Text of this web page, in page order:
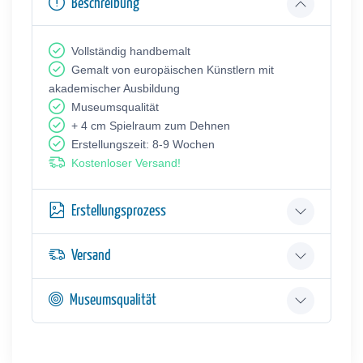
Beschreibung
Vollständig handbemalt
Gemalt von europäischen Künstlern mit
akademischer Ausbildung
Museumsqualität
+ 4 cm Spielraum zum Dehnen
Erstellungszeit: 8-9 Wochen
Kostenloser Versand!
Erstellungsprozess
Versand
Museumsqualität